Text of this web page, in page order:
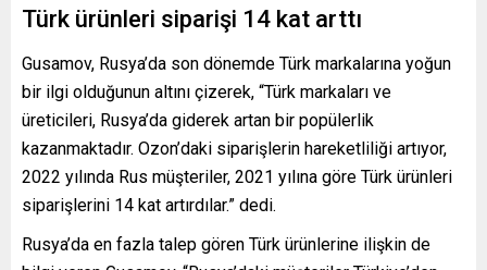
Türk ürünleri siparişi 14 kat arttı
Gusamov, Rusya’da son dönemde Türk markalarına yoğun
bir ilgi olduğunun altını çizerek, “Türk markaları ve
üreticileri, Rusya’da giderek artan bir popülerlik
kazanmaktadır. Ozon’daki siparişlerin hareketliliği artıyor,
2022 yılında Rus müşteriler, 2021 yılına göre Türk ürünleri
siparişlerini 14 kat artırdılar.” dedi.
Rusya’da en fazla talep gören Türk ürünlerine ilişkin de